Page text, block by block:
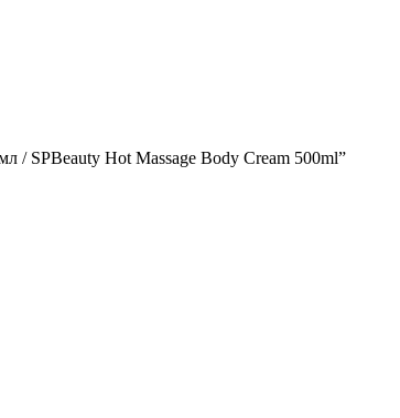
/ SPBeauty Hot Massage Body Cream 500ml”